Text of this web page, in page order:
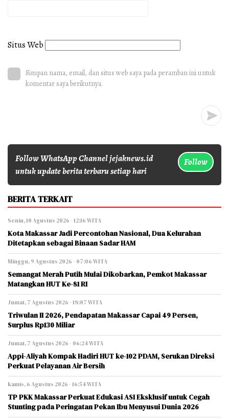
Situs Web
Simpan nama, email, dan situs web saya pada peramban ini untuk
komentar saya berikutnya.
Follow WhatsApp Channel jejaknews.id
untuk update berita terbaru setiap hari
Follow
BERITA TERKAIT
Senin, 10 Agustus 2026 - 12:16 WITA
Kota Makassar Jadi Percontohan Nasional, Dua Kelurahan
Ditetapkan sebagai Binaan Sadar HAM
Minggu, 9 Agustus 2026 - 07:06 WITA
Semangat Merah Putih Mulai Dikobarkan, Pemkot Makassar
Matangkan HUT Ke-81 RI
Jumat, 7 Agustus 2026 - 18:07 WITA
Triwulan II 2026, Pendapatan Makassar Capai 49 Persen,
Surplus Rp130 Miliar
Jumat, 7 Agustus 2026 - 06:24 WITA
Appi-Aliyah Kompak Hadiri HUT ke-102 PDAM, Serukan Direksi
Perkuat Pelayanan Air Bersih
Kamis, 6 Agustus 2026 - 16:54 WITA
TP PKK Makassar Perkuat Edukasi ASI Eksklusif untuk Cegah
Stunting pada Peringatan Pekan Ibu Menyusui Dunia 2026